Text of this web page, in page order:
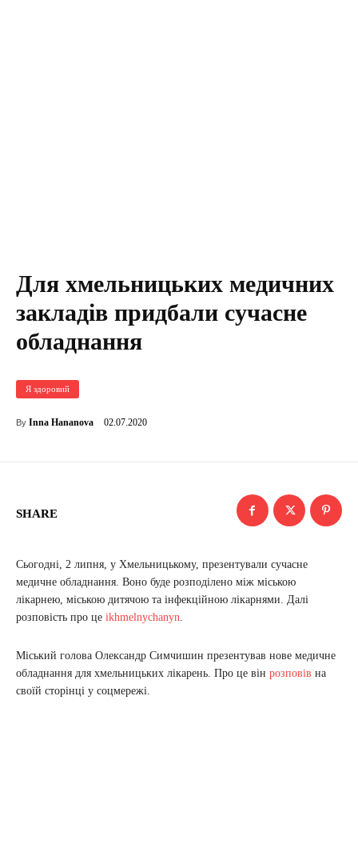
Для хмельницьких медичних
закладів придбали сучасне
обладнання
Я здоровий
By Inna Hananova 02.07.2020
SHARE
Сьогодні, 2 липня, у Хмельницькому, презентували сучасне
медичне обладнання. Воно буде розподілено між міською
лікарнею, міською дитячою та інфекційною лікарнями. Далі
розповість про це ikhmelnychanyn.
Міський голова Олександр Симчишин презентував нове медичне
обладнання для хмельницьких лікарень. Про це він розповів на
своїй сторінці у соцмережі.